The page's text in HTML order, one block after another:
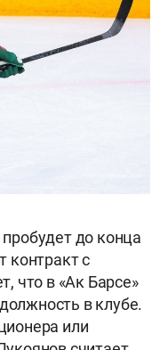
до конца
контракт с
что в «Ак Барсе»
в клубе.
или